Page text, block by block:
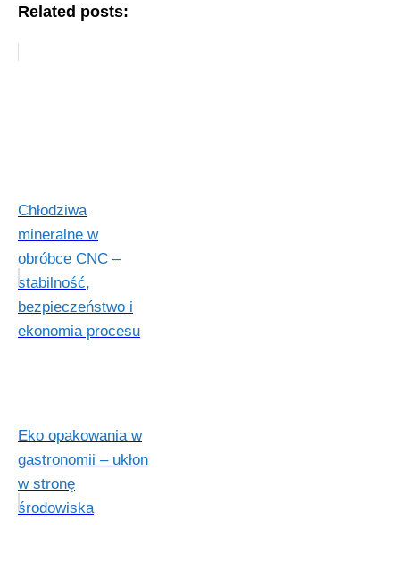
Related posts:
Chłodziwa
mineralne w
obróbce CNC –
stabilność,
bezpieczeństwo i
ekonomia procesu
Eko opakowania w
gastronomii – ukłon
w stronę
środowiska